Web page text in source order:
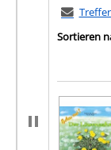
Sortieren
Zu den